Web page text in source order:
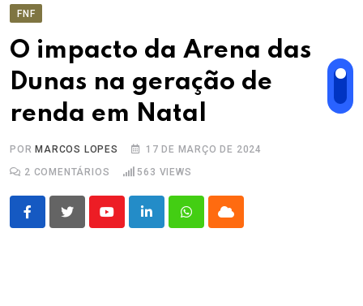
FNF
O impacto da Arena das
Dunas na geração de
renda em Natal
PORMARCOS LOPES
17 DE MARÇO DE 2024
2 COMENTÁRIOS 563 VIEWS
YoutubeLinkedInWhatsappCloud